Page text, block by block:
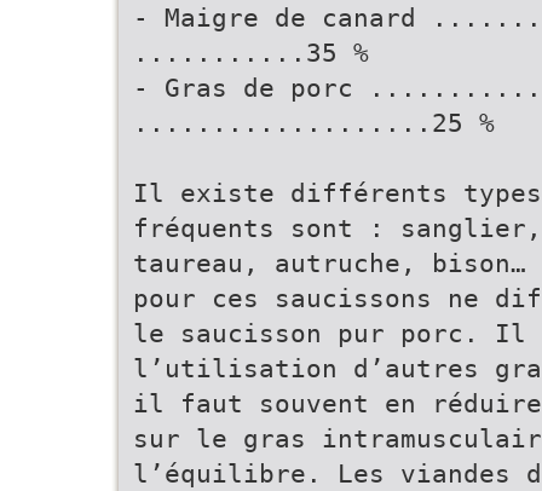
- Maigre de canard
...........35 %
- Gras de porc
...................25 %
Il existe différents types
fréquents sont :
taureau, autruche, bison…
pour ces saucissons ne
le saucisson pur porc. Il
l’utilisation d’autres
il faut souvent en réduire
sur le gras
l’équilibre. Les viandes